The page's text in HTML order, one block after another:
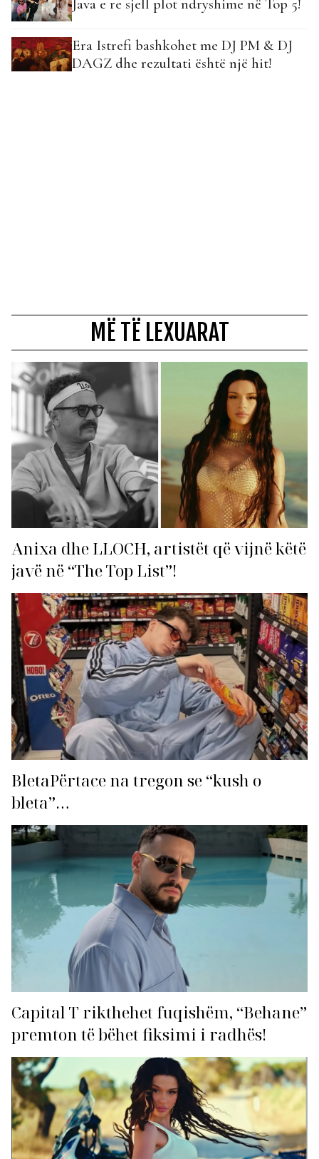
Java e re sjell plot ndryshime në Top 5!
Era Istrefi bashkohet me DJ PM & DJ
DAGZ dhe rezultati është një hit!
MË TË LEXUARAT
Anixa dhe LLOCH, artistët që vijnë këtë
javë në “The Top List”!
BletaPërtace na tregon se “kush o
bleta”…
Capital T rikthehet fuqishëm, “Behane”
premton të bëhet fiksimi i radhës!